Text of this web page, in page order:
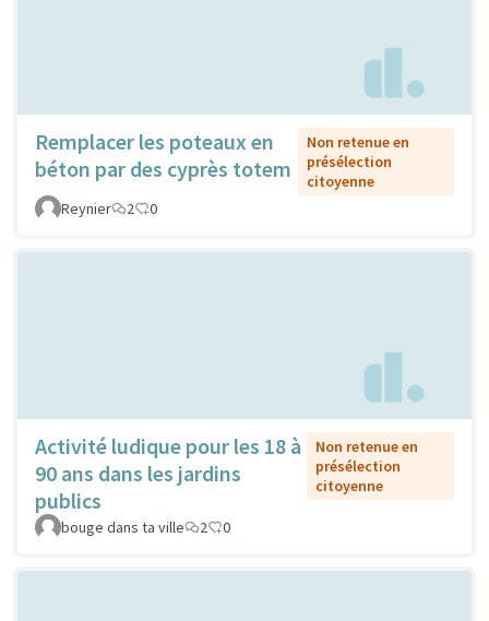
Remplacer les poteaux en
béton par des cyprès totem
Non retenue en
présélection
citoyenne
Reynier
2 0
Activité ludique pour les 18 à
90 ans dans les jardins
publics
Non retenue en
présélection
citoyenne
bouge dans ta ville 2 0